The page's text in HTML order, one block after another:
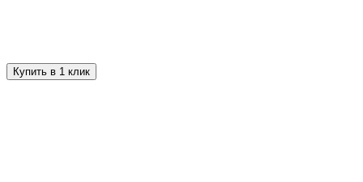
Купить в 1 клик